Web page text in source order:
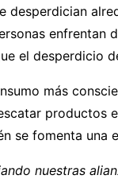
desperdician
el desperdicio
más
productos
se fomenta una
nuestras